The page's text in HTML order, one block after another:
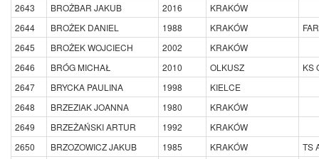
2643
BROŻBAR JAKUB 2016
KRAKÓW
2644
BROŻEK DANIEL 1988 KRAKÓW
2645
BROŻEK WOJCIECH 2002
KRAKÓW
2646
BRÓG MICHAŁ 2010 OLKUSZ
KS
2647
BRYCKA PAULINA 1998
KIELCE
2648
BRZEZIAK JOANNA 1980
KRAKÓW
2649
BRZEŻAŃSKI ARTUR 1992
KRAKÓW
2650
BRZOZOWICZ JAKUB 1985 KRAKÓW
TS